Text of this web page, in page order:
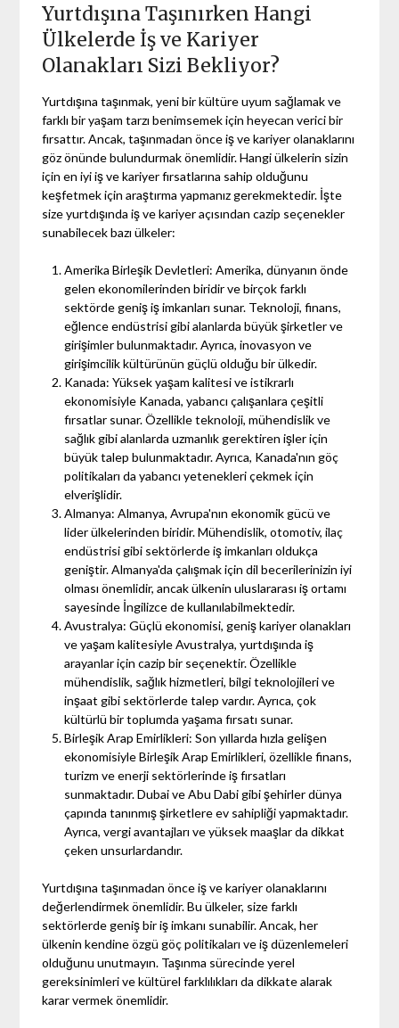
Yurtdışına Taşınırken Hangi
Ülkelerde İş ve Kariyer
Olanakları Sizi Bekliyor?
Yurtdışına taşınmak, yeni bir kültüre uyum sağlamak ve
farklı bir yaşam tarzı benimsemek için heyecan verici bir
fırsattır. Ancak, taşınmadan önce iş ve kariyer olanaklarını
göz önünde bulundurmak önemlidir. Hangi ülkelerin sizin
için en iyi iş ve kariyer fırsatlarına sahip olduğunu
keşfetmek için araştırma yapmanız gerekmektedir. İşte
size yurtdışında iş ve kariyer açısından cazip seçenekler
sunabilecek bazı ülkeler:
Amerika Birleşik Devletleri: Amerika, dünyanın önde
gelen ekonomilerinden biridir ve birçok farklı
sektörde geniş iş imkanları sunar. Teknoloji, finans,
eğlence endüstrisi gibi alanlarda büyük şirketler ve
girişimler bulunmaktadır. Ayrıca, inovasyon ve
girişimcilik kültürünün güçlü olduğu bir ülkedir.
Kanada: Yüksek yaşam kalitesi ve istikrarlı
ekonomisiyle Kanada, yabancı çalışanlara çeşitli
fırsatlar sunar. Özellikle teknoloji, mühendislik ve
sağlık gibi alanlarda uzmanlık gerektiren işler için
büyük talep bulunmaktadır. Ayrıca, Kanada'nın göç
politikaları da yabancı yetenekleri çekmek için
elverişlidir.
Almanya: Almanya, Avrupa'nın ekonomik gücü ve
lider ülkelerinden biridir. Mühendislik, otomotiv, ilaç
endüstrisi gibi sektörlerde iş imkanları oldukça
geniştir. Almanya'da çalışmak için dil becerilerinizin iyi
olması önemlidir, ancak ülkenin uluslararası iş ortamı
sayesinde İngilizce de kullanılabilmektedir.
Avustralya: Güçlü ekonomisi, geniş kariyer olanakları
ve yaşam kalitesiyle Avustralya, yurtdışında iş
arayanlar için cazip bir seçenektir. Özellikle
mühendislik, sağlık hizmetleri, bilgi teknolojileri ve
inşaat gibi sektörlerde talep vardır. Ayrıca, çok
kültürlü bir toplumda yaşama fırsatı sunar.
Birleşik Arap Emirlikleri: Son yıllarda hızla gelişen
ekonomisiyle Birleşik Arap Emirlikleri, özellikle finans,
turizm ve enerji sektörlerinde iş fırsatları
sunmaktadır. Dubai ve Abu Dabi gibi şehirler dünya
çapında tanınmış şirketlere ev sahipliği yapmaktadır.
Ayrıca, vergi avantajları ve yüksek maaşlar da dikkat
çeken unsurlardandır.
Yurtdışına taşınmadan önce iş ve kariyer olanaklarını
değerlendirmek önemlidir. Bu ülkeler, size farklı
sektörlerde geniş bir iş imkanı sunabilir. Ancak, her
ülkenin kendine özgü göç politikaları ve iş düzenlemeleri
olduğunu unutmayın. Taşınma sürecinde yerel
gereksinimleri ve kültürel farklılıkları da dikkate alarak
karar vermek önemlidir.